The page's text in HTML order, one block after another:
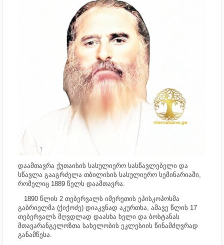
დაამთავრა ქუთაისის სასულიერო სასწავლებელი და
სწავლა გააგრძელა თბილისის სასულიერო სემინარიაში,
რომელიც 1889 წელს დაამთავრა.
1890 წლის 2 თებერვალს იმერეთის ეპისკოპოსმა
გაბრიელმა (ქიქოძე) დიაკვნად აკურთხა, ამავე წლის 17
თებერვალს მღვდლად დაასხა ხელი და ბოსტანას
მთავარანგელოზთა სახელობის ეკლესიის წინამძღვრად
განამწესა.